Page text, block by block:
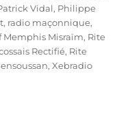
Vidal, Philippe
, radio maçonnique,
Memphis Misraïm, Rite
Rectifié, Rite
,Xebradio